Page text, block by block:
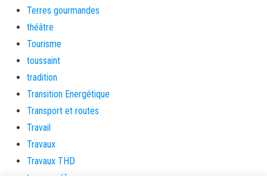
Terres gourmandes
théâtre
Tourisme
toussaint
tradition
Transition Energétique
Transport et routes
Travail
Travaux
Travaux THD
travaux utiles